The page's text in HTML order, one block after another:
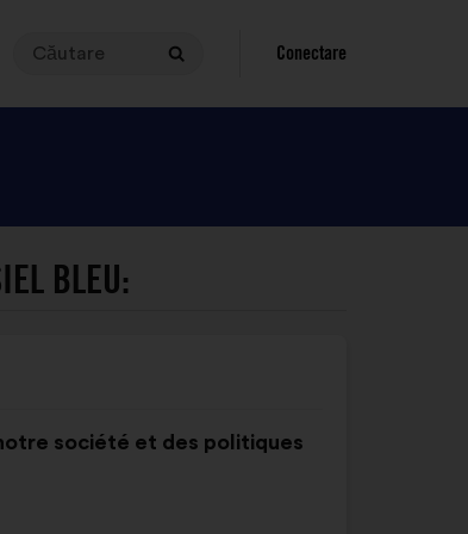
Pentru
efectua
solicitată
de
Căutare
Căutare
Conectare
BLEU:
société et des politiques